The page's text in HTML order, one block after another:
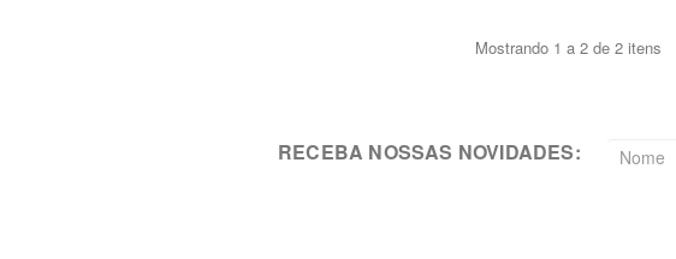
Mostrando 1 a 2 de 2 itens
RECEBA NOSSAS NOVIDADES: